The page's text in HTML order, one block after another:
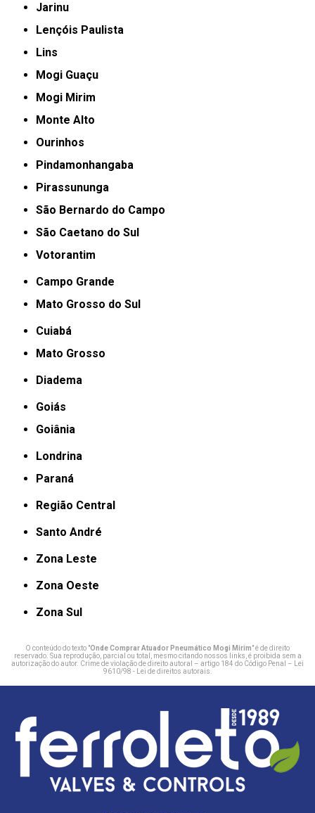
Jarinu
Lençóis Paulista
Lins
Mogi Guaçu
Mogi Mirim
Monte Alto
Ourinhos
Pindamonhangaba
Pirassununga
São Bernardo do Campo
São Caetano do Sul
Votorantim
Campo Grande
Mato Grosso do Sul
Cuiabá
Mato Grosso
Diadema
Goiás
Goiânia
Londrina
Paraná
Região Central
Santo André
Zona Leste
Zona Oeste
Zona Sul
O conteúdo do texto "Onde Comprar Atuador Pneumático Mogi Mirim" é de direito
reservado. Sua reprodução, parcial ou total, mesmo citando nossos links, é proibida sem a
autorização do autor. Crime de violação de direito autoral – artigo 184 do Código Penal –
Lei
9610/98 - Lei de direitos autorais